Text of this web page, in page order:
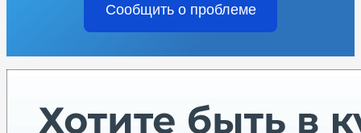
Сообщить о проблеме